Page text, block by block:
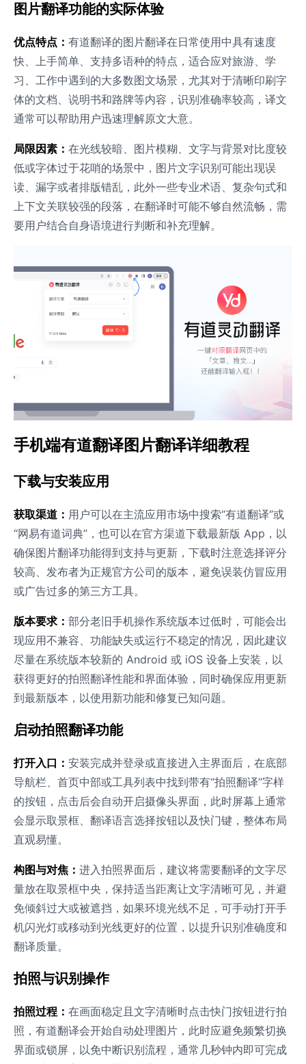
图片翻译功能的实际体验
优点特点： 有道翻译的图片翻译在日常使用中具有速度
快、上手简单、支持多语种的特点，适合应对旅游、学
习、工作中遇到的大多数图文场景，尤其对于清晰印刷字
体的文档、说明书和路牌等内容，识别准确率较高，译文
通常可以帮助用户迅速理解原文大意。
局限因素： 在光线较暗、图片模糊、文字与背景对比度较
低或字体过于花哨的场景中，图片文字识别可能出现误
读、漏字或者排版错乱，此外一些专业术语、复杂句式和
上下文关联较强的段落，在翻译时可能不够自然流畅，需
要用户结合自身语境进行判断和补充理解。
手机端有道翻译图片翻译详细教程
下载与安装应用
获取渠道： 用户可以在主流应用市场中搜索“有道翻译”或
“网易有道词典”，也可以在官方渠道下载最新版 App，以
确保图片翻译功能得到支持与更新，下载时注意选择评分
较高、发布者为正规官方公司的版本，避免误装仿冒应用
或广告过多的第三方工具。
版本要求： 部分老旧手机操作系统版本过低时，可能会出
现应用不兼容、功能缺失或运行不稳定的情况，因此建议
尽量在系统版本较新的 Android 或 iOS 设备上安装，以
获得更好的拍照翻译性能和界面体验，同时确保应用更新
到最新版本，以使用新功能和修复已知问题。
启动拍照翻译功能
打开入口： 安装完成并登录或直接进入主界面后，在底部
导航栏、首页中部或工具列表中找到带有“拍照翻译”字样
的按钮，点击后会自动开启摄像头界面，此时屏幕上通常
会显示取景框、翻译语言选择按钮以及快门键，整体布局
直观易懂。
构图与对焦： 进入拍照界面后，建议将需要翻译的文字尽
量放在取景框中央，保持适当距离让文字清晰可见，并避
免倾斜过大或被遮挡，如果环境光线不足，可手动打开手
机闪光灯或移动到光线更好的位置，以提升识别准确度和
翻译质量。
拍照与识别操作
拍照过程： 在画面稳定且文字清晰时点击快门按钮进行拍
照，有道翻译会开始自动处理图片，此时应避免频繁切换
界面或锁屏，以免中断识别流程，通常几秒钟内即可完成